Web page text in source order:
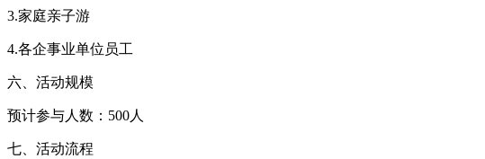
3.家庭亲子游
4.各企事业单位员工
六、活动规模
预计参与人数：500人
七、活动流程